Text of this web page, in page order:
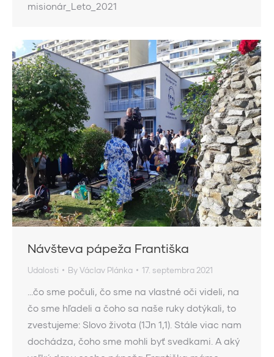
misionár_Leto_2021
Návšteva pápeža Františka
Udalosti ByVáclav Plánka 17. septembra 2021
…čo sme počuli, čo sme na vlastné oči videli, na
čo sme hľadeli a čoho sa naše ruky dotýkali, to
zvestujeme: Slovo života (1Jn 1,1). Stále viac nam
dochádza, čoho sme mohli byť svedkami. A aký